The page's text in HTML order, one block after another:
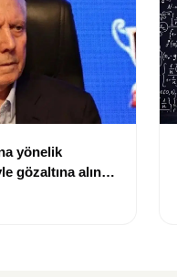
yönelik
gözaltına alınan